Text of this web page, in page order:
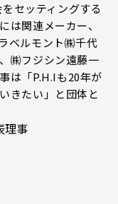
セッティングする
関連メーカー、
ベルモント㈱千代
㈱フジシン遠藤一
は「P.H.Iも20年が
きたい」と団体と
理事